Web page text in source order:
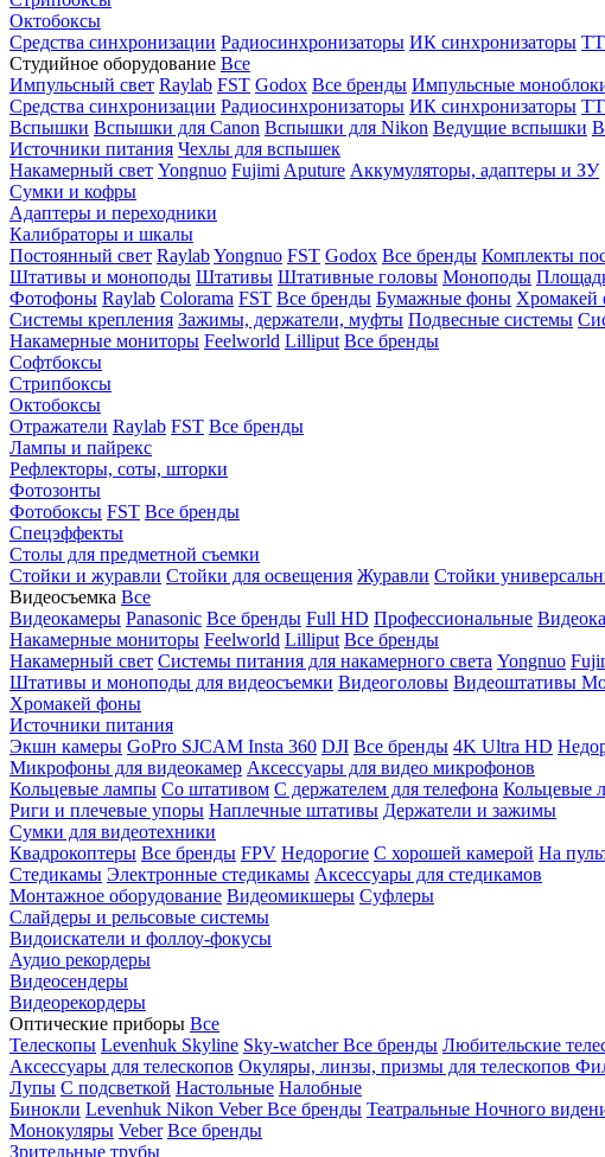
Октобоксы
Средства синхронизации Радиосинхронизаторы ИК синхронизаторы
Студийное оборудование Все
Импульсный свет Raylab FST Godox Все бренды Импульсные
Средства синхронизации Радиосинхронизаторы ИК синхронизаторы
Вспышки Вспышки для Canon Вспышки для Nikon Ведущие вспышки
Источники питания Чехлы для вспышек
Накамерный свет Yongnuo Fujimi Aputure Аккумуляторы, адаптеры и ЗУ
Сумки и кофры
Адаптеры и переходники
Калибраторы и шкалы
Постоянный свет RaylabYongnuo FST Godox Все бренды Комплекты
Штативы и моноподы Штативы Штативные головы Моноподы
Фотофоны Raylab Colorama FST Все бренды Бумажные фоны Хромакей
Системы крепления Зажимы, держатели, муфты Подвесные системы
Накамерные мониторы Feelworld Lilliput Все бренды
Софтбоксы
Стрипбоксы
Октобоксы
Отражатели Raylab FST Все бренды
Лампы и пайрекс
Рефлекторы, соты, шторки
Фотозонты
Фотобоксы FST Все бренды
Спецэффекты
Столы для предметной съемки
Стойки и журавли Стойки для освещения Журавли Стойки
Видеосъемка Все
Видеокамеры Panasonic Все бренды Full HD Профессиональные
Накамерные мониторы Feelworld Lilliput Все бренды
Накамерный свет Системы питания для накамерного света Yongnuo
Штативы и моноподы для видеосъемки Видеоголовы Видеоштативы
Хромакей фоны
Источники питания
Экшн камеры GoPro SJCAM Insta 360 DJI Все бренды 4K Ultra HD
Микрофоны для видеокамер Аксессуары для видео микрофонов
Кольцевые лампы Со штативом C держателем для телефона Кольцевые
Риги и плечевые упоры Наплечные штативы Держатели и зажимы
Сумки для видеотехники
Квадрокоптеры Все бренды FPV Недорогие С хорошей камерой На
Стедикамы Электронные стедикамы Аксессуары для стедикамов
Монтажное оборудование Видеомикшеры Суфлеры
Слайдеры и рельсовые системы
Видоискатели и фоллоу-фокусы
Аудио рекордеры
Видеосендеры
Видеорекордеры
Оптические приборы Все
Телескопы Levenhuk Skyline Sky-watcherВсе бренды Любительские
Аксессуары для телескопов Окуляры, линзы, призмы для телескопов
Лупы С подсветкой Настольные Налобные
Бинокли Levenhuk Nikon VeberВсе бренды Театральные Ночного
Монокуляры Veber Все бренды
Зрительные трубы